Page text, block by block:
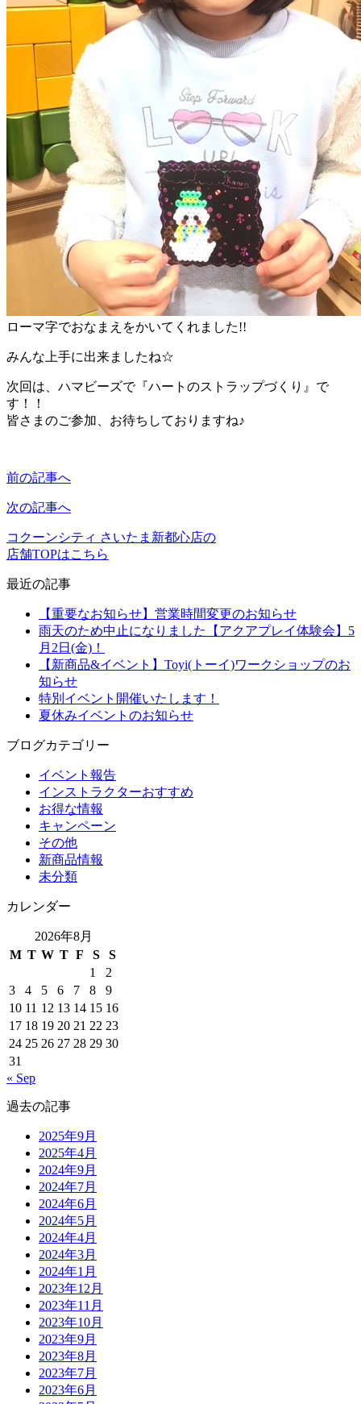
ローマ字でおなまえをかいてくれました!!
みんな上手に出来ましたね☆
次回は、ハマビーズで『ハートのストラップづくり』で
す！！
皆さまのご参加、お待ちしておりますね♪
前の記事へ
次の記事へ
コクーンシティ さいたま新都心店の
店舗TOPはこちら
最近の記事
【重要なお知らせ】営業時間変更のお知らせ
雨天のため中止になりました【アクアプレイ体験会】5
月2日(金)！
【新商品&イベント】Toyi(トーイ)ワークショップのお
知らせ
特別イベント開催いたします！
夏休みイベントのお知らせ
ブログカテゴリー
イベント報告
インストラクターおすすめ
お得な情報
キャンペーン
その他
新商品情報
未分類
カレンダー
2026年8月
M T W T F S
S
1
2
3
4 5 6 7 8
9
10 11 12 13 14 15 16
17 18 19 20 21 22 23
24 25 26 27 28 29 30
31
« Sep
過去の記事
2025年9月
2025年4月
2024年9月
2024年7月
2024年6月
2024年5月
2024年4月
2024年3月
2024年1月
2023年12月
2023年11月
2023年10月
2023年9月
2023年8月
2023年7月
2023年6月